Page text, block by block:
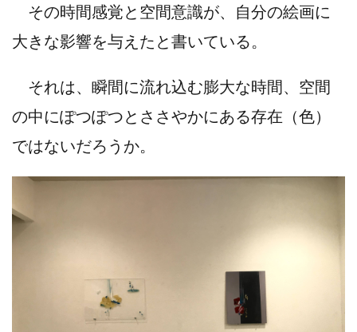
その時間感覚と空間意識が、自分の絵画に
大きな影響を与えたと書いている。
それは、瞬間に流れ込む膨大な時間、空間
の中にぽつぽつとささやかにある存在（色）
ではないだろうか。